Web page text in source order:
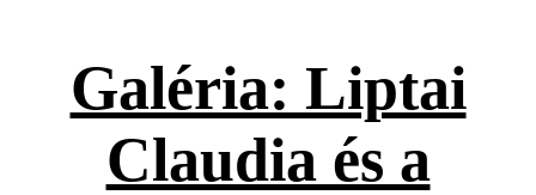
Galéria: Liptai
Claudia és a